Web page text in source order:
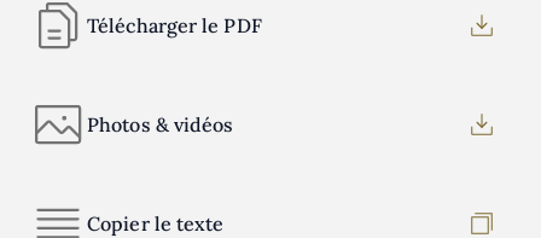
Télécharger le PDF
Photos & vidéos
Copier le texte